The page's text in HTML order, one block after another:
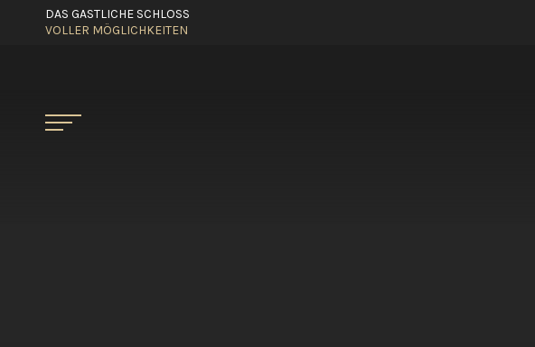
DAS GASTLICHE SCHLOSS
VOLLER MÖGLICHKEITEN